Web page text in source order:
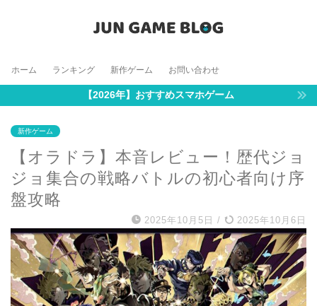
ホーム ランキング 新作ゲーム お問い合わせ
【2026年】おすすめスマホゲーム
新作ゲーム
【オラドラ】本音レビュー！歴代ジョ
ジョ集合の戦略バトルの初心者向け序
盤攻略
2025年10月5日 / 2025年10月6日